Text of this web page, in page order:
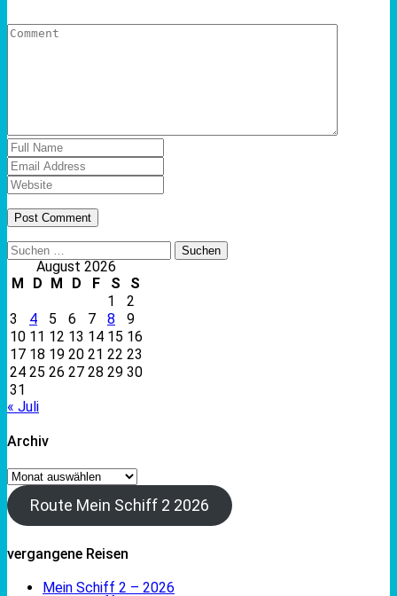
Suchen
nach:August 2026
M
D M D F S
S
1
2
3
4 5 6 7 8
9
10 11 12 13 14 15 16
17 18 19 20 21 22 23
24 25 26 27 28 29 30
31
« Juli
Archiv
Archiv
Route Mein Schiff 2 2026
vergangene Reisen
Mein Schiff 2 – 2026